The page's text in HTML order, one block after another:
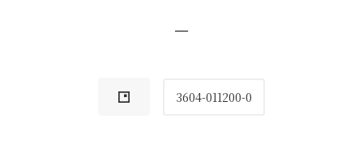
−
3604-011200-0